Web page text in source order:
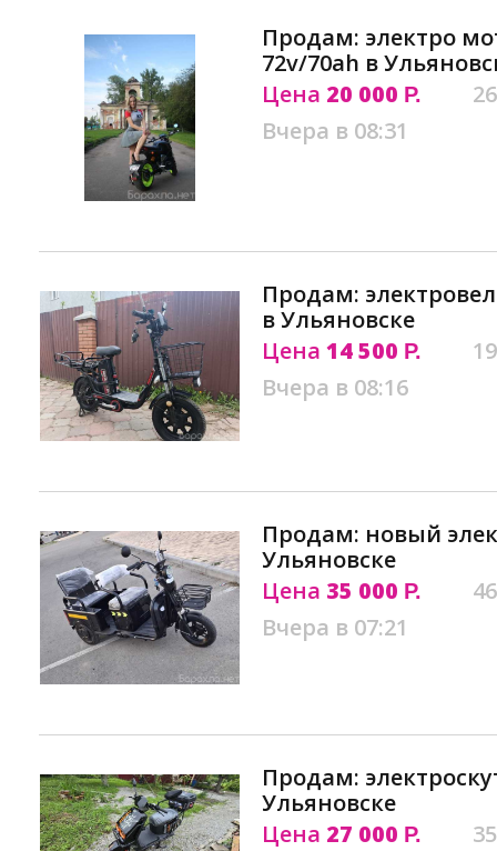
Продам: электро
72v/70ah в
Цена 20 000 Р.
Вчера в 08:31
Продам:
в Ульяновске
Цена 14 500 Р.
Вчера в 08:16
Продам: новый
Ульяновске
Цена 35 000 Р.
Вчера в 07:21
Продам:
Ульяновске
Цена 27 000 Р.